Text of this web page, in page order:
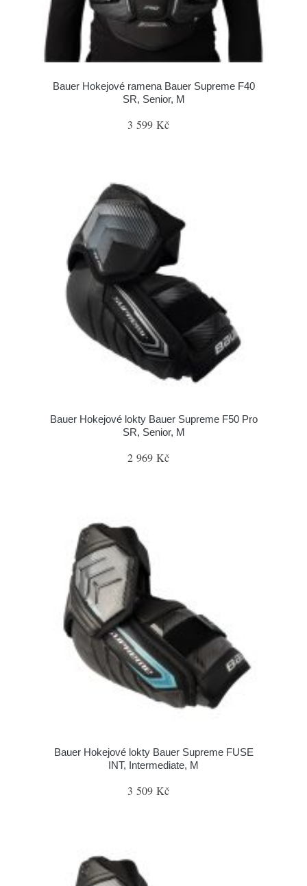
Bauer Hokejové ramena Bauer Supreme F40
SR, Senior, M
3 599 Kč
Bauer Hokejové lokty Bauer Supreme F50 Pro
SR, Senior, M
2 969 Kč
Bauer Hokejové lokty Bauer Supreme FUSE
INT, Intermediate, M
3 509 Kč